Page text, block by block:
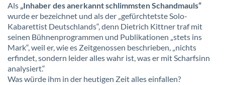
Als „Inhaber des anerkannt schlimmsten Schandmauls“
wurde er bezeichnet und als der „gefürchtetste Solo-
Kabarettist Deutschlands“, denn Dietrich Kittner traf mit
seinen Bühnenprogrammen und Publikationen „stets ins
Mark“, weil er, wie es Zeitgenossen beschrieben, „nichts
erfindet, sondern leider alles wahr ist, was er mit Scharfsinn
analysiert.“
Was würde ihm in der heutigen Zeit alles einfallen?